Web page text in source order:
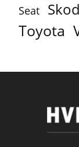
Seat
Toyota